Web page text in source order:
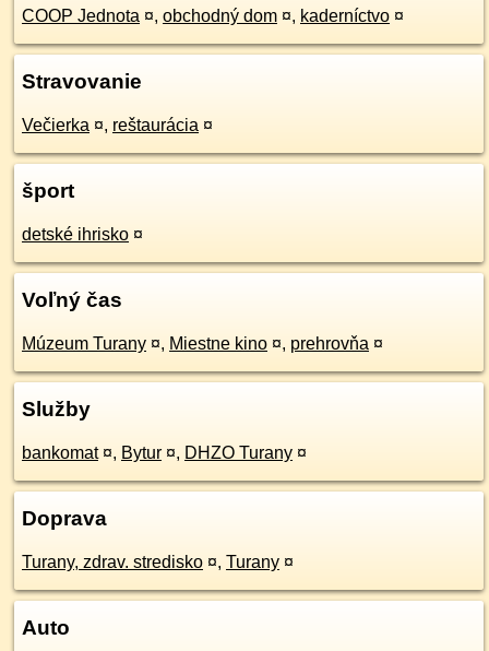
COOP Jednota ¤, obchodný dom ¤, kaderníctvo ¤
Stravovanie
Večierka ¤, reštaurácia ¤
šport
detské ihrisko ¤
Voľný čas
Múzeum Turany ¤, Miestne kino ¤, prehrovňa ¤
Služby
bankomat ¤, Bytur ¤, DHZO Turany ¤
Doprava
Turany, zdrav. stredisko ¤, Turany ¤
Auto